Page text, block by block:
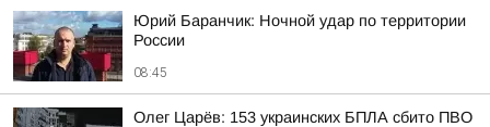
Юрий Баранчик: Ночной удар по территории
России
08:45
Олег Царёв: 153 украинских БПЛА сбито ПВО